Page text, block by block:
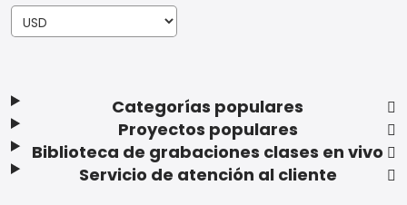
Categorías populares
Proyectos populares
Biblioteca de grabaciones clases en vivo
Servicio de atención al cliente